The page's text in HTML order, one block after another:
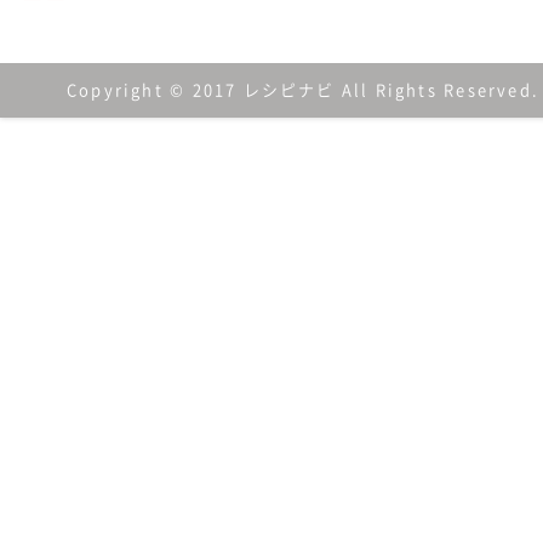
Copyright © 2017 レシピナビ All Rights Reserved.